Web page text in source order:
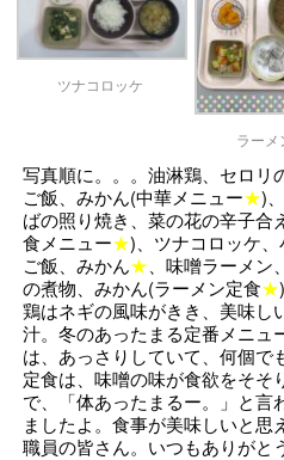
ツナコロッケ
ラーメ
写真順に。。。油淋鶏、セロリ
ご飯、みかん(中華メニュー★)
ばの照り焼き、菜の花の辛子合
食メニュー★)、ツナコロッケ、
ご飯、みかん★ 、味噌ラーメ
の煮物、みかん(ラーメン定食★
鶏はネギの風味がきき、美味し
汁。冬のあったまる定番メニュ
は、あっさりしていて、何個で
定食は、味噌の味が食欲をそそ
で、「体あったまるー。」と言
ましたよ。食事が美味しいと
職員の皆さん。いつもありがと